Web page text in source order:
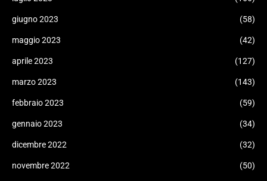
giugno 2023 (58)
maggio 2023 (42)
aprile 2023 (127)
marzo 2023 (143)
febbraio 2023 (59)
gennaio 2023 (34)
dicembre 2022 (32)
novembre 2022 (50)